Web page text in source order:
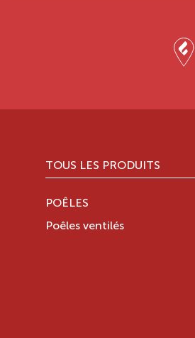
TOUS LES PRODUITS
POÊLES
Poêles ventilés